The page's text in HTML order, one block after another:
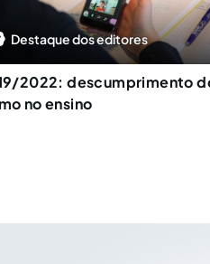
Destaque dos editores
2022: descumprimento
no ensino